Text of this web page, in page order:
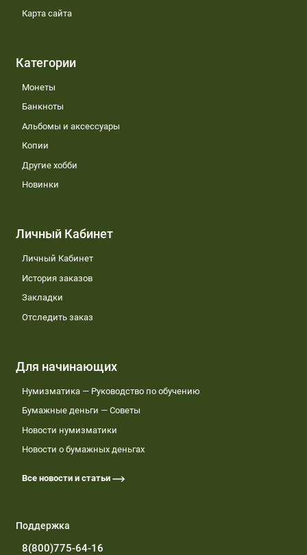
Карта сайта
Категории
Монеты
Банкноты
Альбомы и аксессуары
Копии
Другие хобби
Новинки
Личный Кабинет
Личный Кабинет
История заказов
Закладки
Отследить заказ
Для начинающих
Нумизматика — Руководство по обучению
Бумажные деньги — Советы
Новости нумизматики
Новости о бумажных деньгах
Все новости и статьи
Поддержка
8(800)775-64-16